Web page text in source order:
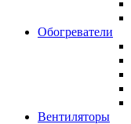
Обогреватели
Вентиляторы